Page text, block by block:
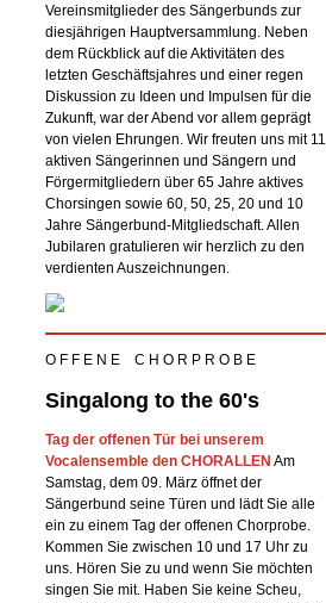
Vereinsmitglieder des Sängerbunds zur
diesjährigen Hauptversammlung. Neben
dem Rückblick auf die Aktivitäten des
letzten Geschäftsjahres und einer regen
Diskussion zu Ideen und Impulsen für die
Zukunft, war der Abend vor allem geprägt
von vielen Ehrungen. Wir freuten uns mit 11
aktiven Sängerinnen und Sängern und
Förgermitgliedern über 65 Jahre aktives
Chorsingen sowie 60, 50, 25, 20 und 10
Jahre Sängerbund-Mitgliedschaft. Allen
Jubilaren gratulieren wir herzlich zu den
verdienten Auszeichnungen.
O F F E N E C H O R P R O B E
Singalong to the 60's
Tag der offenen Tür bei unserem
Vocalensemble den CHORALLEN Am
Samstag, dem 09. März öffnet der
Sängerbund seine Türen und lädt Sie alle
ein zu einem Tag der offenen Chorprobe.
Kommen Sie zwischen 10 und 17 Uhr zu
uns. Hören Sie zu und wenn Sie möchten
singen Sie mit. Haben Sie keine Scheu,